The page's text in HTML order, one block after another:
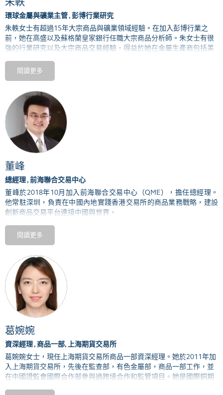
環球金屬與礦業主管 , 彭博行業研究
朱軼女士有超過15年大宗商品與礦業領域經驗。在加入彭博行業之
前，她在高盛以及蘇格蘭皇家銀行任職大宗商品分析師。朱女士有很
強的行業研究以及大宗商品交易經驗，得益於她在金屬生產商包括美
朱女士畢業於復旦大學數學系，並有美國賓夕法尼亞州立大學
位。
閱讀更多
董峰
總經理 , 前海聯合交易中心
董峰於2018年10月加入前海聯合交易中心（QME），擔任總經理。
他常駐深圳，負責在中國內地實踐香港交易所的商品業務戰略，建設
創新商品交易平台連接中國與世界。
董峰加入QME前曾擔任中國工商銀行總部貴金屬部交易業務主管。他
於2016年4月加入平安商品貿易有限公司，擔任總經理和法定代表
人，亦曾於紐約的對沖基金工作了5年。
董峰擁有中國北京大學理學學士學位和美國普林斯頓大學天體物理學
博士學位。他擁有豐富的數學和物理知識，熟悉金融衍生品和運營風
險管理程式和法規，亦在商品現貨交易平台和實物交割系統的建設方
面擁有豐富的經驗。
閱讀更多
葛婉婉
資深經理 , 商品一部, 上海期貨交易所
葛婉婉女士，現任上海期貨交易所商品一部資深經理。她於2011年加
入上海期貨交易所，先後在監查部，有色金屬部，商品一部工作，並
在中國證監會國際合作部參與過跨境合作和監管項目。她是國際銅期